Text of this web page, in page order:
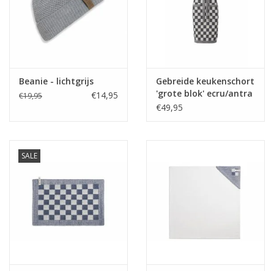
KAMERS
Merken
Beanie - lichtgrijs
€19,95 €14,95
Gebreide keukenschort
'grote blok' ecru/antra
€49,95
SALE